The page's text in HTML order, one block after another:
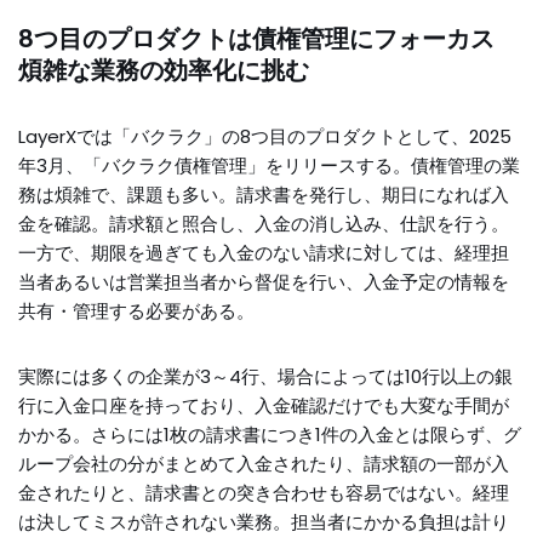
8つ目のプロダクトは債権管理にフォーカス
煩雑な業務の効率化に挑む
LayerXでは「バクラク」の8つ目のプロダクトとして、2025
年3月、「バクラク債権管理」をリリースする。債権管理の業
務は煩雑で、課題も多い。請求書を発行し、期日になれば入
金を確認。請求額と照合し、入金の消し込み、仕訳を行う。
一方で、期限を過ぎても入金のない請求に対しては、経理担
当者あるいは営業担当者から督促を行い、入金予定の情報を
共有・管理する必要がある。
実際には多くの企業が3～4行、場合によっては10行以上の銀
行に入金口座を持っており、入金確認だけでも大変な手間が
かかる。さらには1枚の請求書につき1件の入金とは限らず、グ
ループ会社の分がまとめて入金されたり、請求額の一部が入
金されたりと、請求書との突き合わせも容易ではない。経理
は決してミスが許されない業務。担当者にかかる負担は計り